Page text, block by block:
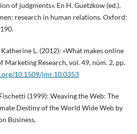
of judgments». En H. Guetzkow (ed.).
research in human relations. Oxford:
L. (2012): «What makes online
Marketing Research, vol. 49, núm. 2, pp.
10.1509/jmr.10.0353
(1999): Weaving the Web: The
Destiny of the World Wide Web by
Business.